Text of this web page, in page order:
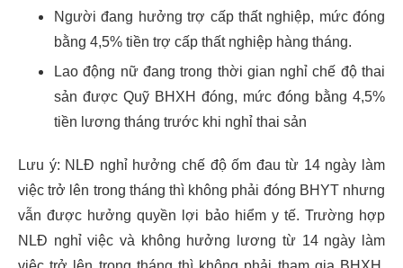
Người đang hưởng trợ cấp thất nghiệp, mức đóng
bằng 4,5% tiền trợ cấp thất nghiệp hàng tháng.
Lao động nữ đang trong thời gian nghỉ chế độ thai
sản được Quỹ BHXH đóng, mức đóng bằng 4,5%
tiền lương tháng trước khi nghỉ thai sản
Lưu ý: NLĐ nghỉ hưởng chế độ ốm đau từ 14 ngày làm
việc trở lên trong tháng thì không phải đóng BHYT nhưng
vẫn được hưởng quyền lợi bảo hiểm y tế. Trường hợp
NLĐ nghỉ việc và không hưởng lương từ 14 ngày làm